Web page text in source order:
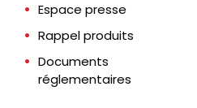
Espace presse
Rappel produits
Documents
réglementaires